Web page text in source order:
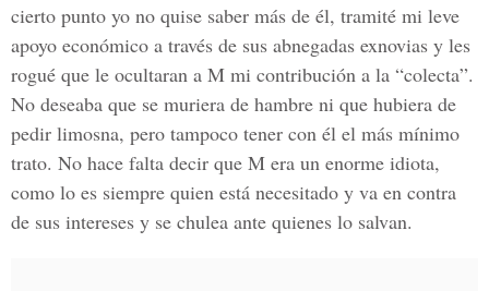
cierto punto yo no quise saber más de él, tramité mi leve
apoyo económico a través de sus abnegadas exnovias y les
rogué que le ocultaran a M mi contribución a la “colecta”.
No deseaba que se muriera de hambre ni que hubiera de
pedir limosna, pero tampoco tener con él el más mínimo
trato. No hace falta decir que M era un enorme idiota,
como lo es siempre quien está necesitado y va en contra
de sus intereses y se chulea ante quienes lo salvan.